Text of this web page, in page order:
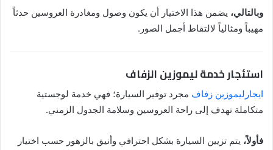
وبالتالي، يضمن هذا الاختيار أن يكون وصول ومغادرة العروسين حدثاً
مهيباً ومثالياً لالتقاط أجمل الصور.
استئجار خدمة ليموزين الزفاف
ايجارليموزين زفاف مجرد توفير السيارة؛ فهي خدمة لوجستية
متكاملة تهدف إلى راحة العروسين وسلامة الجدول الزمني.
فأولاً، يتم تزيين السيارة بشكل احترافي وأنيق بالزهور حسب اختيار